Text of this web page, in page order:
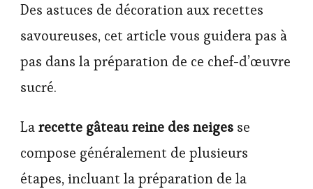
Des astuces de décoration aux recettes
savoureuses, cet article vous guidera pas à
pas dans la préparation de ce chef-d’œuvre
sucré.
Larecette gâteau reine des neiges se
compose généralement de plusieurs
étapes, incluant la préparation de la